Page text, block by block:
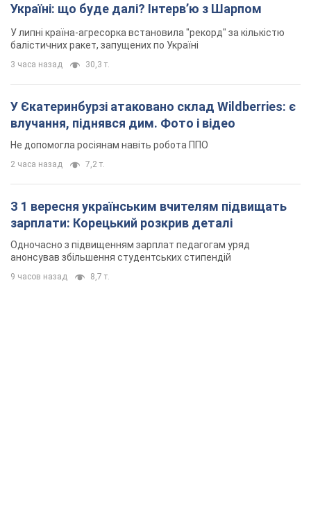
Україні: що буде далі? Інтерв’ю з Шарпом
У липні країна-агресорка встановила "рекорд" за кількістю
балістичних ракет, запущених по Україні
3 часа назад 30,3 т.
У Єкатеринбурзі атаковано склад Wildberries: є
влучання, піднявся дим. Фото і відео
Не допомогла росіянам навіть робота ППО
2 часа назад 7,2 т.
З 1 вересня українським вчителям підвищать
зарплати: Корецький розкрив деталі
Одночасно з підвищенням зарплат педагогам уряд
анонсував збільшення студентських стипендій
9 часов назад 8,7 т.